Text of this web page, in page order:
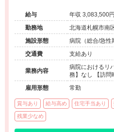
給与
勤務地
北海道札幌市南
施設形態
病院（総合/急性
来）、介護保険
の他（その他）
交通費 支給あり
業務内容
病院におけるリ
務】なし 【訪問
雇用形態
常勤
賞与あり 給与高め 住宅手当あり
残業少なめ